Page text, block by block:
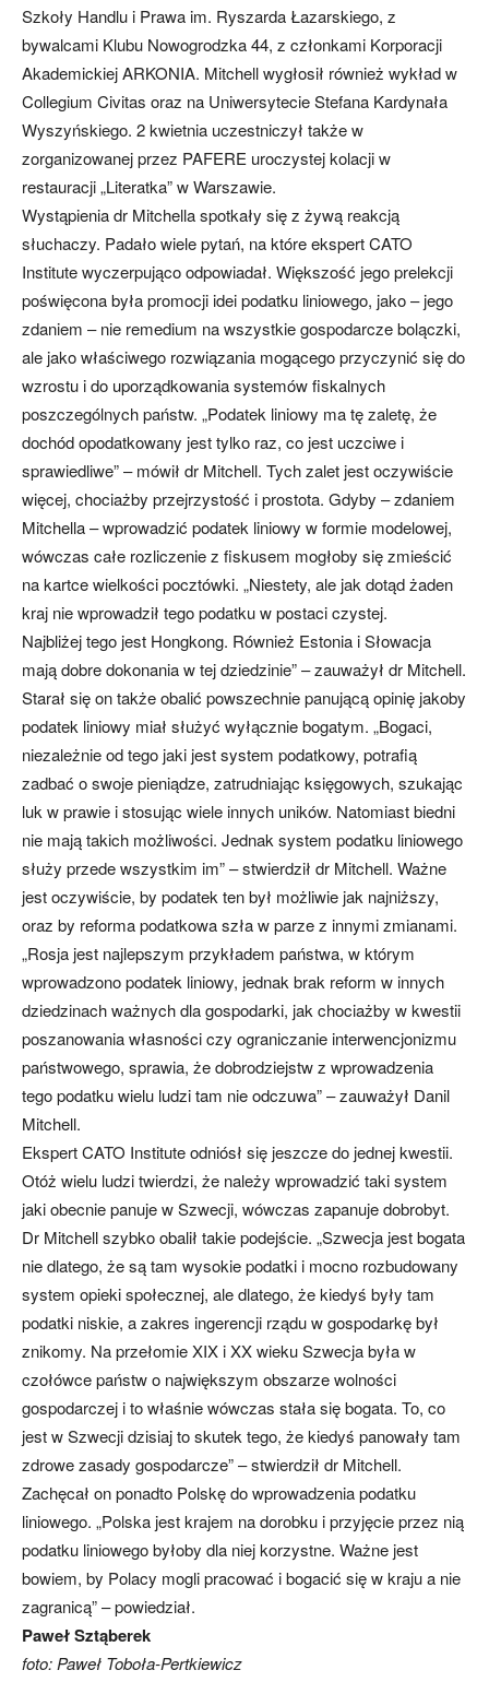
Szkoły Handlu i Prawa im. Ryszarda Łazarskiego, z
bywalcami Klubu Nowogrodzka 44, z członkami Korporacji
Akademickiej ARKONIA. Mitchell wygłosił również wykład w
Collegium Civitas oraz na Uniwersytecie Stefana Kardynała
Wyszyńskiego. 2 kwietnia uczestniczył także w
zorganizowanej przez PAFERE uroczystej kolacji w
restauracji „Literatka” w Warszawie.
Wystąpienia dr Mitchella spotkały się z żywą reakcją
słuchaczy. Padało wiele pytań, na które ekspert CATO
Institute wyczerpująco odpowiadał. Większość jego prelekcji
poświęcona była promocji idei podatku liniowego, jako – jego
zdaniem – nie remedium na wszystkie gospodarcze bolączki,
ale jako właściwego rozwiązania mogącego przyczynić się do
wzrostu i do uporządkowania systemów fiskalnych
poszczególnych państw. „Podatek liniowy ma tę zaletę, że
dochód opodatkowany jest tylko raz, co jest uczciwe i
sprawiedliwe” – mówił dr Mitchell. Tych zalet jest oczywiście
więcej, chociażby przejrzystość i prostota. Gdyby – zdaniem
Mitchella – wprowadzić podatek liniowy w formie modelowej,
wówczas całe rozliczenie z fiskusem mogłoby się zmieścić
na kartce wielkości pocztówki. „Niestety, ale jak dotąd żaden
kraj nie wprowadził tego podatku w postaci czystej.
Najbliżej tego jest Hongkong. Również Estonia i Słowacja
mają dobre dokonania w tej dziedzinie” – zauważył dr Mitchell.
Starał się on także obalić powszechnie panującą opinię jakoby
podatek liniowy miał służyć wyłącznie bogatym. „Bogaci,
niezależnie od tego jaki jest system podatkowy, potrafią
zadbać o swoje pieniądze, zatrudniając księgowych, szukając
luk w prawie i stosując wiele innych uników. Natomiast biedni
nie mają takich możliwości. Jednak system podatku liniowego
służy przede wszystkim im” – stwierdził dr Mitchell. Ważne
jest oczywiście, by podatek ten był możliwie jak najniższy,
oraz by reforma podatkowa szła w parze z innymi zmianami.
„Rosja jest najlepszym przykładem państwa, w którym
wprowadzono podatek liniowy, jednak brak reform w innych
dziedzinach ważnych dla gospodarki, jak chociażby w kwestii
poszanowania własności czy ograniczanie interwencjonizmu
państwowego, sprawia, że dobrodziejstw z wprowadzenia
tego podatku wielu ludzi tam nie odczuwa” – zauważył Danil
Mitchell.
Ekspert CATO Institute odniósł się jeszcze do jednej kwestii.
Otóż wielu ludzi twierdzi, że należy wprowadzić taki system
jaki obecnie panuje w Szwecji, wówczas zapanuje dobrobyt.
Dr Mitchell szybko obalił takie podejście. „Szwecja jest bogata
nie dlatego, że są tam wysokie podatki i mocno rozbudowany
system opieki społecznej, ale dlatego, że kiedyś były tam
podatki niskie, a zakres ingerencji rządu w gospodarkę był
znikomy. Na przełomie XIX i XX wieku Szwecja była w
czołówce państw o największym obszarze wolności
gospodarczej i to właśnie wówczas stała się bogata. To, co
jest w Szwecji dzisiaj to skutek tego, że kiedyś panowały tam
zdrowe zasady gospodarcze” – stwierdził dr Mitchell.
Zachęcał on ponadto Polskę do wprowadzenia podatku
liniowego. „Polska jest krajem na dorobku i przyjęcie przez nią
podatku liniowego byłoby dla niej korzystne. Ważne jest
bowiem, by Polacy mogli pracować i bogacić się w kraju a nie
zagranicą” – powiedział.
Paweł Sztąberek
foto: Paweł Toboła-Pertkiewicz